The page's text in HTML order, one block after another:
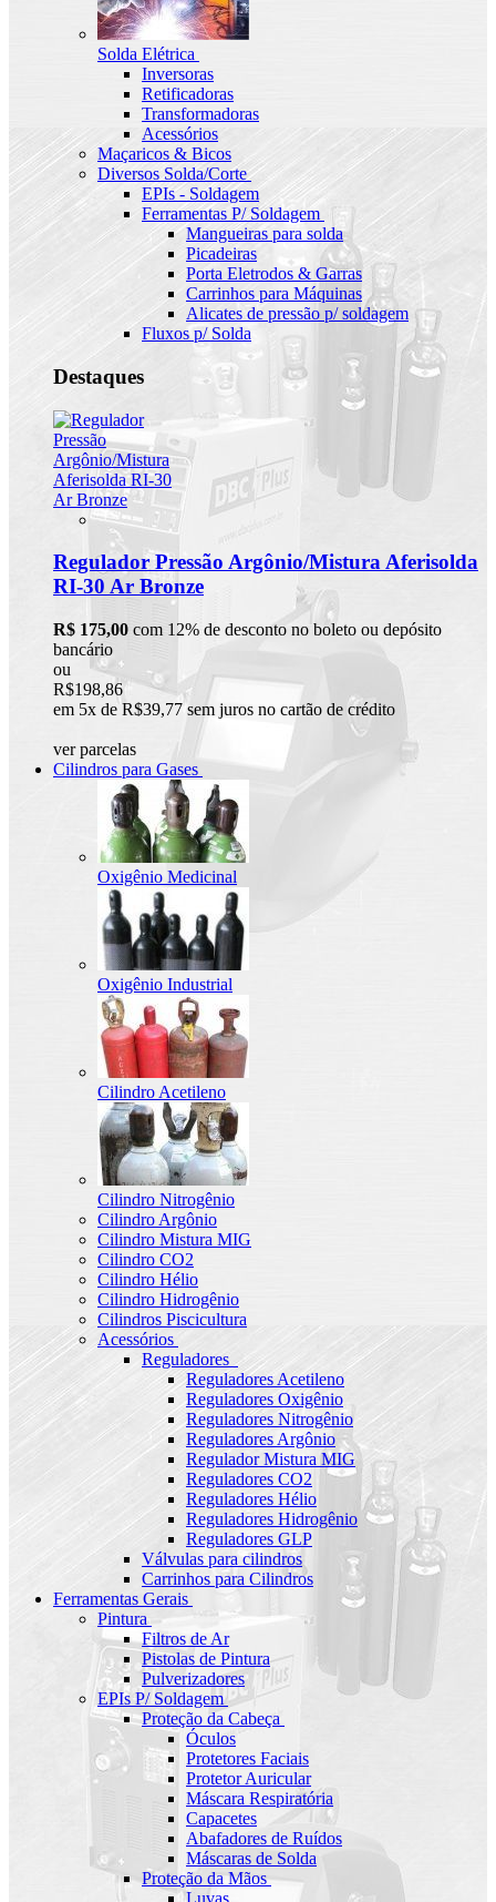
Solda Elétrica
Inversoras
Retificadoras
Transformadoras
Acessórios
Maçaricos & Bicos
Diversos Solda/Corte
EPIs - Soldagem
Ferramentas P/ Soldagem
Mangueiras para solda
Picadeiras
Porta Eletrodos & Garras
Carrinhos para Máquinas
Alicates de pressão p/ soldagem
Fluxos p/ Solda
Destaques
Regulador Pressão Argônio/Mistura Aferisolda
RI-30 Ar Bronze
R$ 175,00 com 12% de desconto no boleto ou depósito
bancário
ou
R$198,86
em 5x de R$39,77 sem juros no cartão de crédito
ver parcelas
Cilindros para Gases
Oxigênio Medicinal
Oxigênio Industrial
Cilindro Acetileno
Cilindro Nitrogênio
Cilindro Argônio
Cilindro Mistura MIG
Cilindro CO2
Cilindro Hélio
Cilindro Hidrogênio
Cilindros Piscicultura
Acessórios
Reguladores
Reguladores Acetileno
Reguladores Oxigênio
Reguladores Nitrogênio
Reguladores Argônio
Regulador Mistura MIG
Reguladores CO2
Reguladores Hélio
Reguladores Hidrogênio
Reguladores GLP
Válvulas para cilindros
Carrinhos para Cilindros
Ferramentas Gerais
Pintura
Filtros de Ar
Pistolas de Pintura
Pulverizadores
EPIs P/ Soldagem
Proteção da Cabeça
Óculos
Protetores Faciais
Protetor Auricular
Máscara Respiratória
Capacetes
Abafadores de Ruídos
Máscaras de Solda
Proteção da Mãos